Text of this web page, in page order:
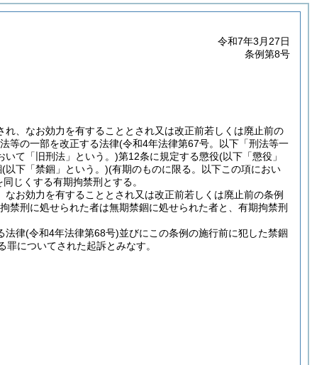
令和7年3月27日
条例第8号
、なお効力を有することとされ又は改正前若しくは廃止前の
等の一部を改正する法律(令和4年法律第67号。以下「刑法等一
いて「旧刑法」という。)第12条に規定する懲役(以下「懲役」
(以下「禁錮」という。)(有期のものに限る。以下この項におい
じくする有期拘禁刑とする。
お効力を有することとされ又は改正前若しくは廃止前の条例
禁刑に処せられた者は無期禁錮に処せられた者と、有期拘禁刑
法律(令和4年法律第68号)並びにこの条例の施行前に犯した禁錮
についてされた起訴とみなす。